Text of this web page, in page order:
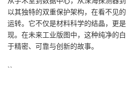
以其独特的双重保护架构，在看不见
运转。它不仅是材料科学的结晶，更
现。在未来工业版图中，这种纯净的
于精密、可靠与创新的故事。
``